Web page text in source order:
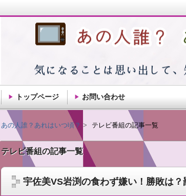
テレビ番組の記事一覧
宇佐美VS岩渕の食わず嫌い！勝敗は？
あの人誰？あれはいつ頃？ テレビ番組の記事一覧
あの人誰？あれはいつ頃？
ことを自由気ままに綴ります。
トップページ お問い合わせ